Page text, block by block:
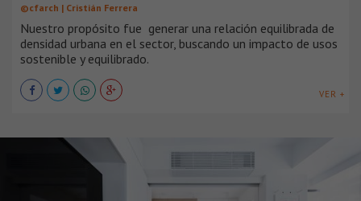
©cfarch | Cristián Ferrera
Nuestro propósito fue generar una relación equilibrada de
densidad urbana en el sector, buscando un impacto de usos
sostenible y equilibrado.
VER +